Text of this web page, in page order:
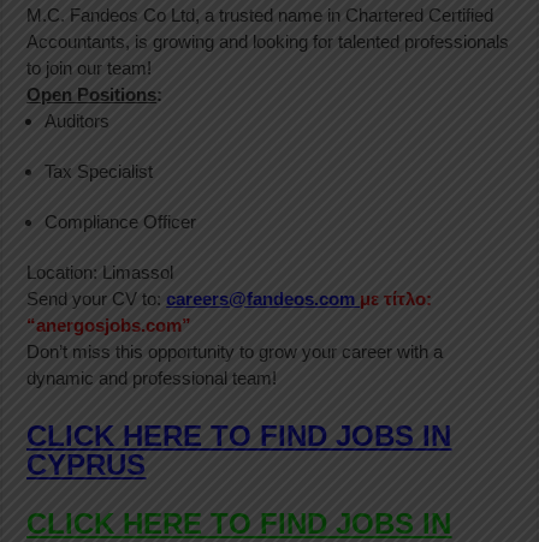
M.C. Fandeos Co Ltd, a trusted name in Chartered Certified
Accountants, is growing and looking for talented professionals
to join our team!
Open Positions:
Auditors
Tax Specialist
Compliance Officer
Location: Limassol
Send your CV to: careers@fandeos.com με τίτλο:
“anergosjobs.com”
Don’t miss this opportunity to grow your career with a
dynamic and professional team!
CLICK HERE TO FIND JOBS IN
CYPRUS
CLICK HERE TO FIND JOBS IN